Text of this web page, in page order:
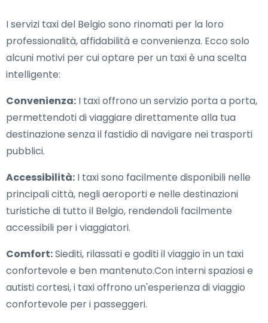
I servizi taxi del Belgio sono rinomati per la loro
professionalità, affidabilità e convenienza. Ecco solo
alcuni motivi per cui optare per un taxi è una scelta
intelligente:
Convenienza: I taxi offrono un servizio porta a porta,
permettendoti di viaggiare direttamente alla tua
destinazione senza il fastidio di navigare nei trasporti
pubblici.
Accessibilità: I taxi sono facilmente disponibili nelle
principali città, negli aeroporti e nelle destinazioni
turistiche di tutto il Belgio, rendendoli facilmente
accessibili per i viaggiatori.
Comfort:Siediti, rilassati e goditi il viaggio in un taxi
confortevole e ben mantenuto.Con interni spaziosi e
autisti cortesi, i taxi offrono un'esperienza di viaggio
confortevole per i passeggeri.